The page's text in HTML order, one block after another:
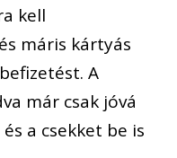
kell
máris kártyás
A
már csak jóvá
a csekket be is